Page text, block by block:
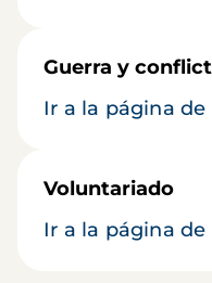
Guerra y
Ir a la página
Voluntariado
Ir a la página